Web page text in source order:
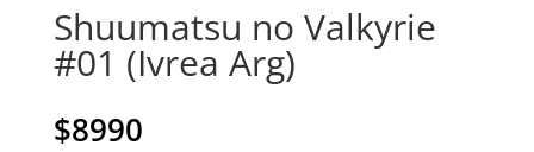
Shuumatsu no Valkyrie
#01 (Ivrea Arg)
$8990